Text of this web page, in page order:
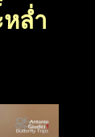
ล่ำ